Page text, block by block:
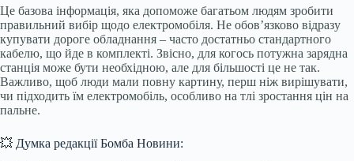
Це базова інформація, яка допоможе багатьом людям зробити
правильний вибір щодо електромобіля. Не обов’язково відразу
купувати дороге обладнання – часто достатньо стандартного
кабелю, що йде в комплекті. Звісно, для когось потужна зарядна
станція може бути необхідною, але для більшості це не так.
Важливо, щоб люди мали повну картину, перш ніж вирішувати,
чи підходить їм електромобіль, особливо на тлі зростання цін на
пальне.
💥 Думка редакції Бомба Новини: